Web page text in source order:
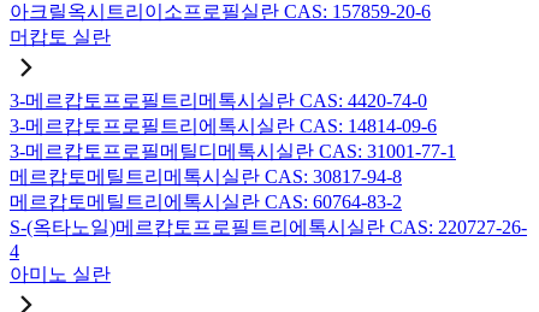
아크릴옥시트리이소프로필실란 CAS: 157859-20-6
머캅토 실란
3-메르캅토프로필트리메톡시실란 CAS: 4420-74-0
3-메르캅토프로필트리에톡시실란 CAS: 14814-09-6
3-메르캅토프로필메틸디메톡시실란 CAS: 31001-77-1
메르캅토메틸트리메톡시실란 CAS: 30817-94-8
메르캅토메틸트리에톡시실란 CAS: 60764-83-2
S-(옥타노일)메르캅토프로필트리에톡시실란 CAS: 220727-26-
4
아미노 실란